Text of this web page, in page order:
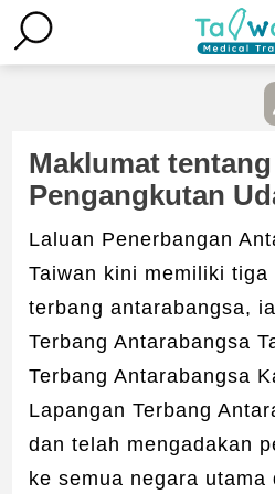
Maklumat tentang
Pengangkutan
Laluan Penerbangan
Taiwan kini memiliki tiga
terbang antarabangsa,
Terbang Antarabangsa
Terbang Antarabangsa
Lapangan Terbang
dan telah mengadakan
ke semua negara utama